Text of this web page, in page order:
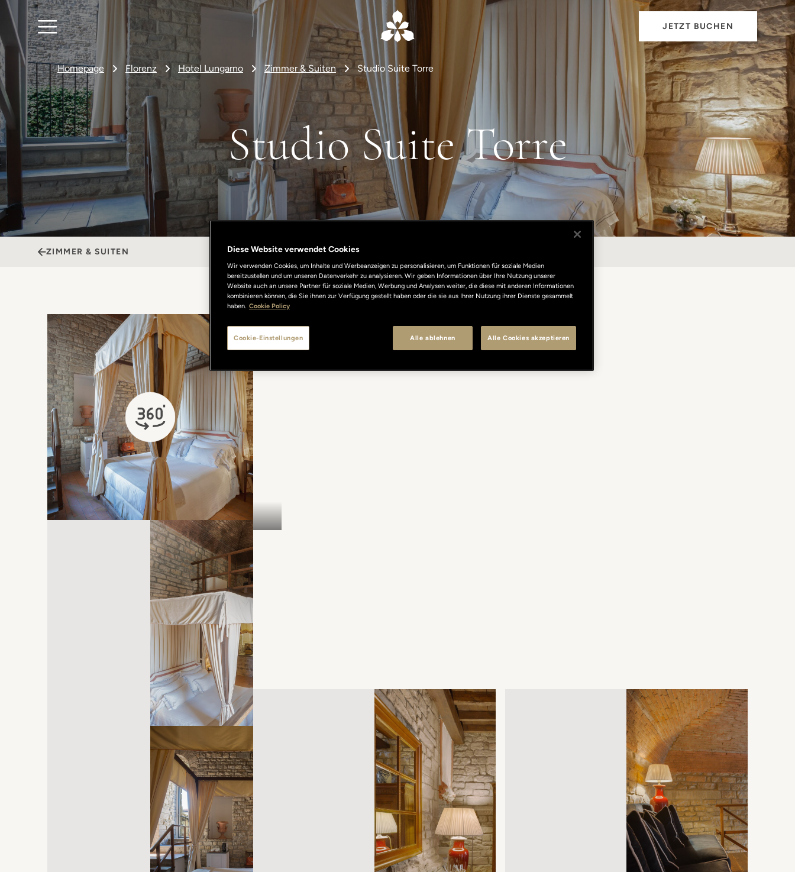
JETZT BUCHEN
Homepage Florenz Hotel Lungarno Zimmer & Suiten Studio Suite Torre
Studio Suite Torre
ZIMMER & SUITEN
öffnet sich in einem neuen Tab
Diese Website verwendet Cookies
Wir verwenden Cookies, um Inhalte und Werbeanzeigen zu personalisieren, um Funktionen für soziale Medien
bereitzustellen und um unseren Datenverkehr zu analysieren. Wir geben Informationen über Ihre Nutzung unserer
Website auch an unsere Partner für soziale Medien, Werbung und Analysen weiter, die diese mit anderen Informationen
kombinieren können, die Sie ihnen zur Verfügung gestellt haben oder die sie aus Ihrer Nutzung ihrer Dienste gesammelt
haben. Cookie Policy
Alle ablehnen Alle Cookies akzeptieren
Cookie-Einstellungen